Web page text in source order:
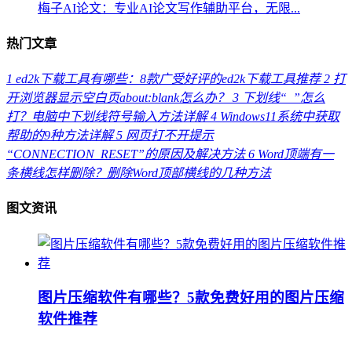
梅子AI论文：专业AI论文写作辅助平台，无限...
热门文章
1 ed2k下载工具有哪些：8款广受好评的ed2k下载工具推荐 2 打
开浏览器显示空白页about:blank怎么办？ 3 下划线“_”怎么
打？电脑中下划线符号输入方法详解 4 Windows11系统中获取
帮助的9种方法详解 5 网页打不开提示
“CONNECTION_RESET”的原因及解决方法 6 Word顶端有一
条横线怎样删除？删除Word顶部横线的几种方法
图文资讯
图片压缩软件有哪些？5款免费好用的图片压缩
软件推荐